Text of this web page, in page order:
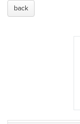
back